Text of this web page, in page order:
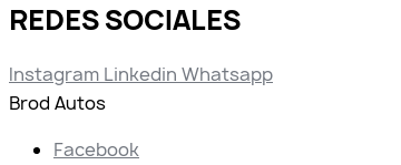
REDES SOCIALES
Instagram Linkedin Whatsapp
Brod Autos
Facebook